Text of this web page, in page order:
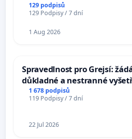
129 podpisů
129 Podpisy / 7 dní
1 Aug 2026
Spravedlnost pro Grejsí:
důkladné a nestranné
1 678 podpisů
119 Podpisy / 7 dní
22 Jul 2026